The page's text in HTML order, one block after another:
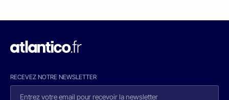
RECEVEZ NOTRE NEWSLETTER